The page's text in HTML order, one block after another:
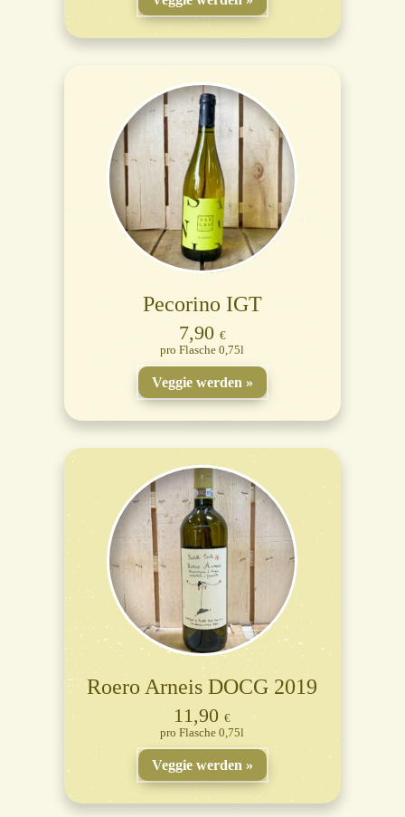
Pecorino IGT
7,90 €
Flasche 0,75l
Veggie werden
Roero Arneis DOCG 2019
11,90€
Flasche 0,75l
Veggie werden